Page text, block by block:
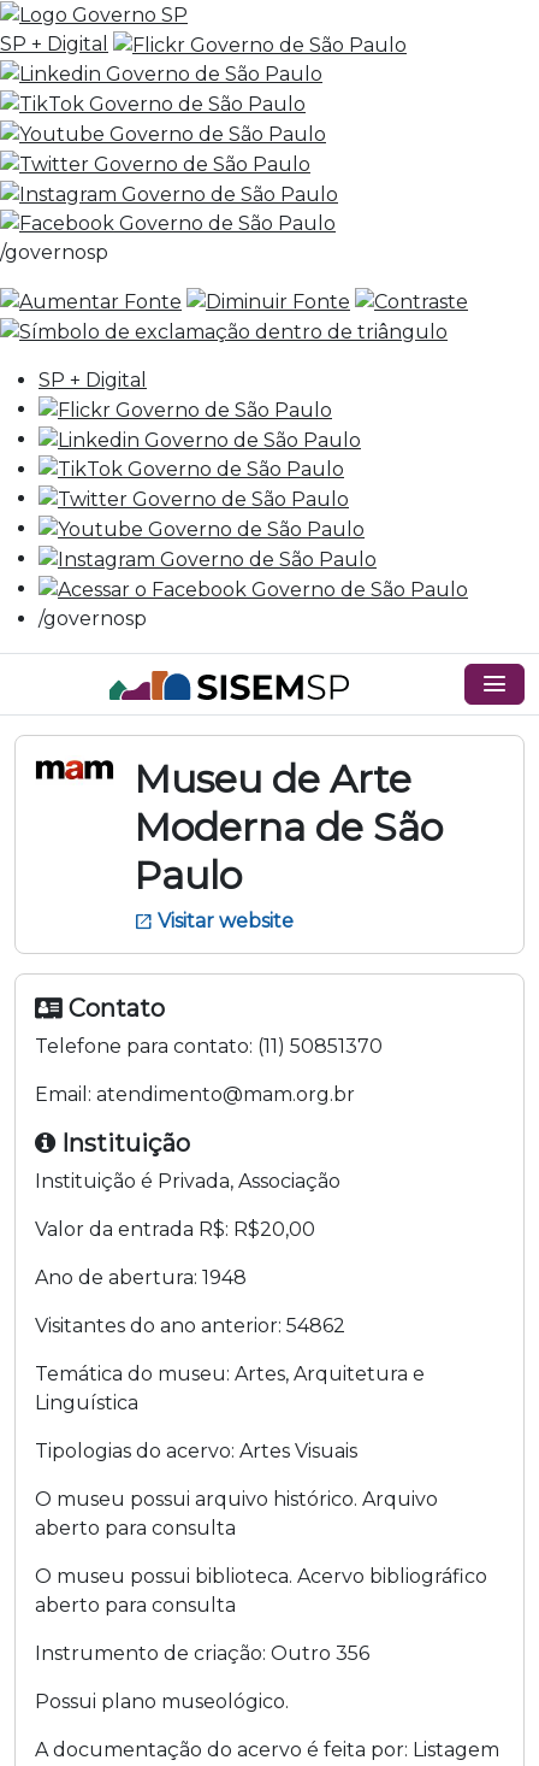
SP + Digital
/governosp
SP + Digital
/governosp
menu
Museu de Arte
Moderna de São
Paulo
open_in_new Visitar website
Contato
Telefone para contato: (11) 50851370
Email: atendimento@mam.org.br
Instituição
Instituição é Privada, Associação
Valor da entrada R$: R$20,00
Ano de abertura: 1948
Visitantes do ano anterior: 54862
Temática do museu: Artes, Arquitetura e
Linguística
Tipologias do acervo: Artes Visuais
O museu possui arquivo histórico. Arquivo
aberto para consulta
O museu possui biblioteca. Acervo bibliográfico
aberto para consulta
Instrumento de criação: Outro 356
Possui plano museológico.
A documentação do acervo é feita por: Listagem